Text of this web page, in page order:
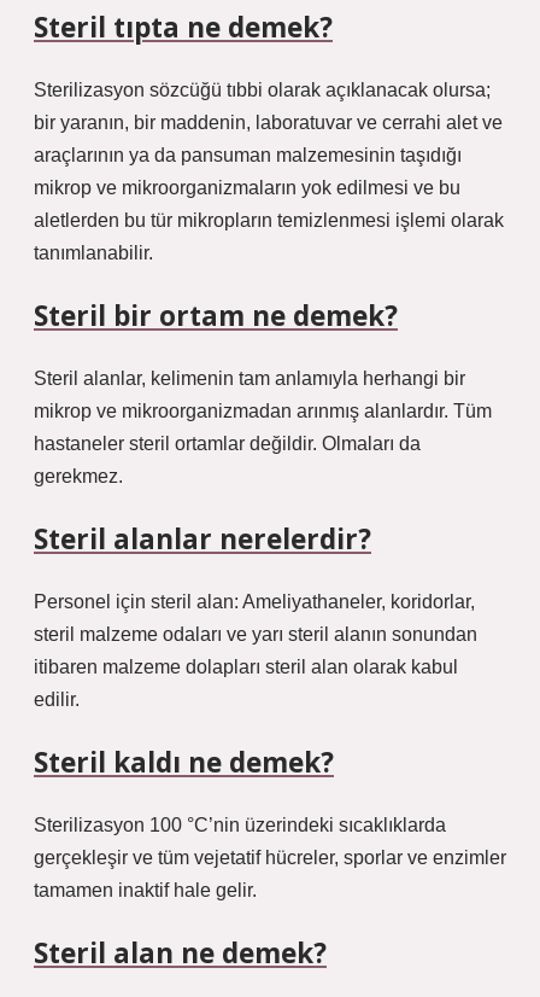
Steril tıpta ne demek?
Sterilizasyon sözcüğü tıbbi olarak açıklanacak olursa;
bir yaranın, bir maddenin, laboratuvar ve cerrahi alet ve
araçlarının ya da pansuman malzemesinin taşıdığı
mikrop ve mikroorganizmaların yok edilmesi ve bu
aletlerden bu tür mikropların temizlenmesi işlemi olarak
tanımlanabilir.
Steril bir ortam ne demek?
Steril alanlar, kelimenin tam anlamıyla herhangi bir
mikrop ve mikroorganizmadan arınmış alanlardır. Tüm
hastaneler steril ortamlar değildir. Olmaları da
gerekmez.
Steril alanlar nerelerdir?
Personel için steril alan: Ameliyathaneler, koridorlar,
steril malzeme odaları ve yarı steril alanın sonundan
itibaren malzeme dolapları steril alan olarak kabul
edilir.
Steril kaldı ne demek?
Sterilizasyon 100 °C’nin üzerindeki sıcaklıklarda
gerçekleşir ve tüm vejetatif hücreler, sporlar ve enzimler
tamamen inaktif hale gelir.
Steril alan ne demek?